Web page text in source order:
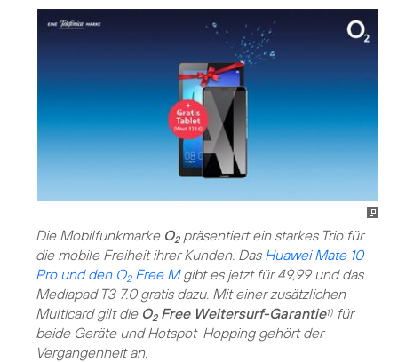
Die Mobilfunkmarke O2präsentiert ein starkes Trio für
die mobile Freiheit ihrer Kunden: Das Huawei Mate 10
Pro und den O2Free Mgibt es jetzt für 49,99 und das
Mediapad T3 7.0 gratis dazu. Mit einer zusätzlichen
Multicard gilt die O2Free Weitersurf-Garantie1) für
beide Geräte und Hotspot-Hopping gehört der
Vergangenheit an.